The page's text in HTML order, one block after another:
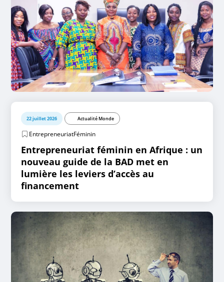
22 juillet 2026 Actualité Monde
EntrepreneuriatFéminin
Entrepreneuriat féminin en Afrique : un
nouveau guide de la BAD met en
lumière les leviers d’accès au
financement